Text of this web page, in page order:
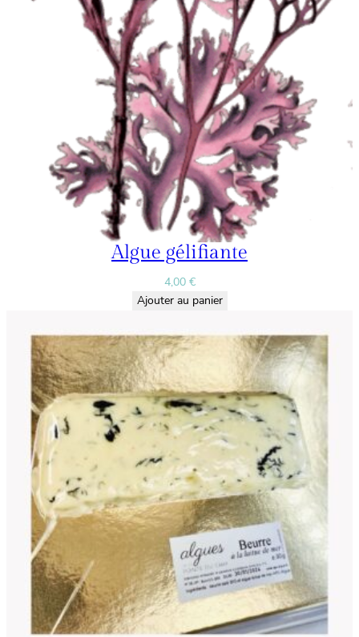
Algue gélifiante
4,00 €
Ajouter au panier